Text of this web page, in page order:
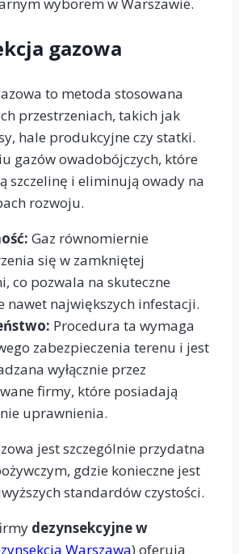
wyborem w Warszawie.
gazowa
to metoda stosowana
przestrzeniach, takich jak
hale produkcyjne czy statki.
gazów owadobójczych, które
szczelinę i eliminują owady na
rozwoju.
Gaz równomiernie
się w zamkniętej
co pozwala na skuteczne
nawet największych infestacji.
Procedura ta wymaga
zabezpieczenia terenu i jest
wyłącznie przez
firmy, które posiadają
uprawnienia.
jest szczególnie przydatna
gdzie konieczne jest
standardów czystości.
dezynsekcyjne w
Warszawa) oferują